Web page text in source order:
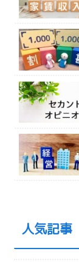
人気記事